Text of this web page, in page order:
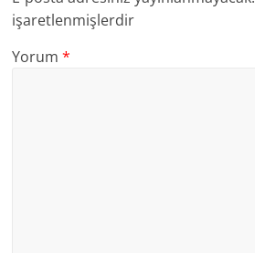
işaretlenmişlerdir
Yorum*